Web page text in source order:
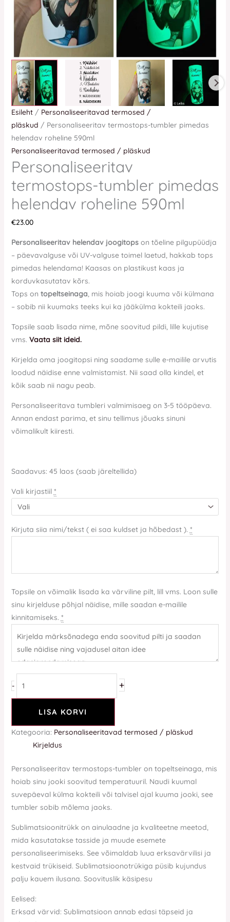
Esileht/ Personaliseeritavad termosed /
pläskud / Personaliseeritav termostops-tumbler pimedas
helendav roheline 590ml
Personaliseeritavad termosed / pläskud
Personaliseeritav
termostops-tumbler pimedas
helendav roheline 590ml
€23.00
Personaliseeritav helendav joogitopson tõeline pilgupüüdja
– päevavalguse või UV-valguse toimel laetud, hakkab tops
pimedas helendama! Kaasas on plastikust kaas ja
korduvkasutatav kõrs.
Tops on topeltseinaga, mis hoiab joogi kuuma või külmana
– sobib nii kuumaks teeks kui ka jääkülma kokteili jaoks.
Topsile saab lisada nime, mõne soovitud pildi, lille kujutise
vms. Vaata siit ideid.
Kirjelda oma joogitopsi ning saadame sulle e-mailile arvutis
loodud näidise enne valmistamist. Nii saad olla kindel, et
kõik saab nii nagu peab.
Personaliseeritava tumbleri valmimisaeg on 3-5 tööpäeva.
Annan endast parima, et sinu tellimus jõuaks sinuni
võimalikult kiiresti.
Saadavus: 45 laos (saab järeltellida)
Vali kirjastiil *
Kirjuta siia nimi/tekst ( ei saa kuldset ja hõbedast ). *
Topsile on võimalik lisada ka värviline pilt, lill vms. Loon sulle
sinu kirjelduse põhjal näidise, mille saadan e-mailile
kinnitamiseks. *
- +
LISA KORVI
Kategooria: Personaliseeritavad termosed / pläskud
Kirjeldus
Personaliseeritav termostops-tumbler on topeltseinaga, mis
hoiab sinu jooki soovitud temperatuuril. Naudi kuumal
suvepäeval külma kokteili või talvisel ajal kuuma jooki, see
tumbler sobib mõlema jaoks.
Sublimatsioonitrükk on ainulaadne ja kvaliteetne meetod,
mida kasutatakse tasside ja muude esemete
personaliseerimiseks. See võimaldab luua erksavärvilisi ja
kestvaid trükiseid. Sublimatsioonotrükiga püsib kujundus
palju kauem ilusana. Soovituslik käsipesu
Eelised:
Erksad värvid: Sublimatsioon annab edasi täpseid ja